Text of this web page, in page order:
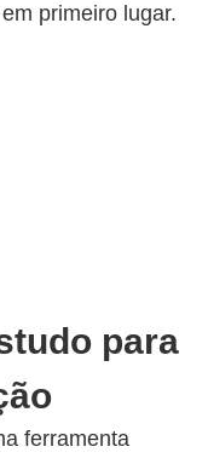
primeiro lugar.
para
ferramenta